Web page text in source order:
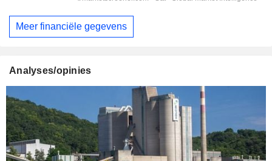
Meer financiële gegevens
Analyses/opinies